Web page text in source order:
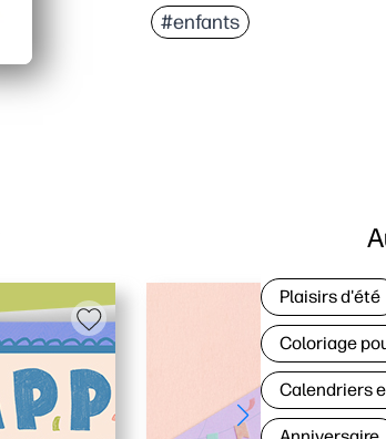
Conçu pour être
#enfants
Plaisirs d'été
Coloriage
Calendriers